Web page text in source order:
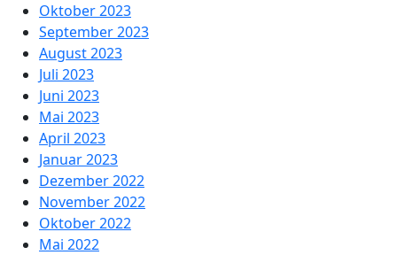
Oktober 2023
September 2023
August 2023
Juli 2023
Juni 2023
Mai 2023
April 2023
Januar 2023
Dezember 2022
November 2022
Oktober 2022
Mai 2022